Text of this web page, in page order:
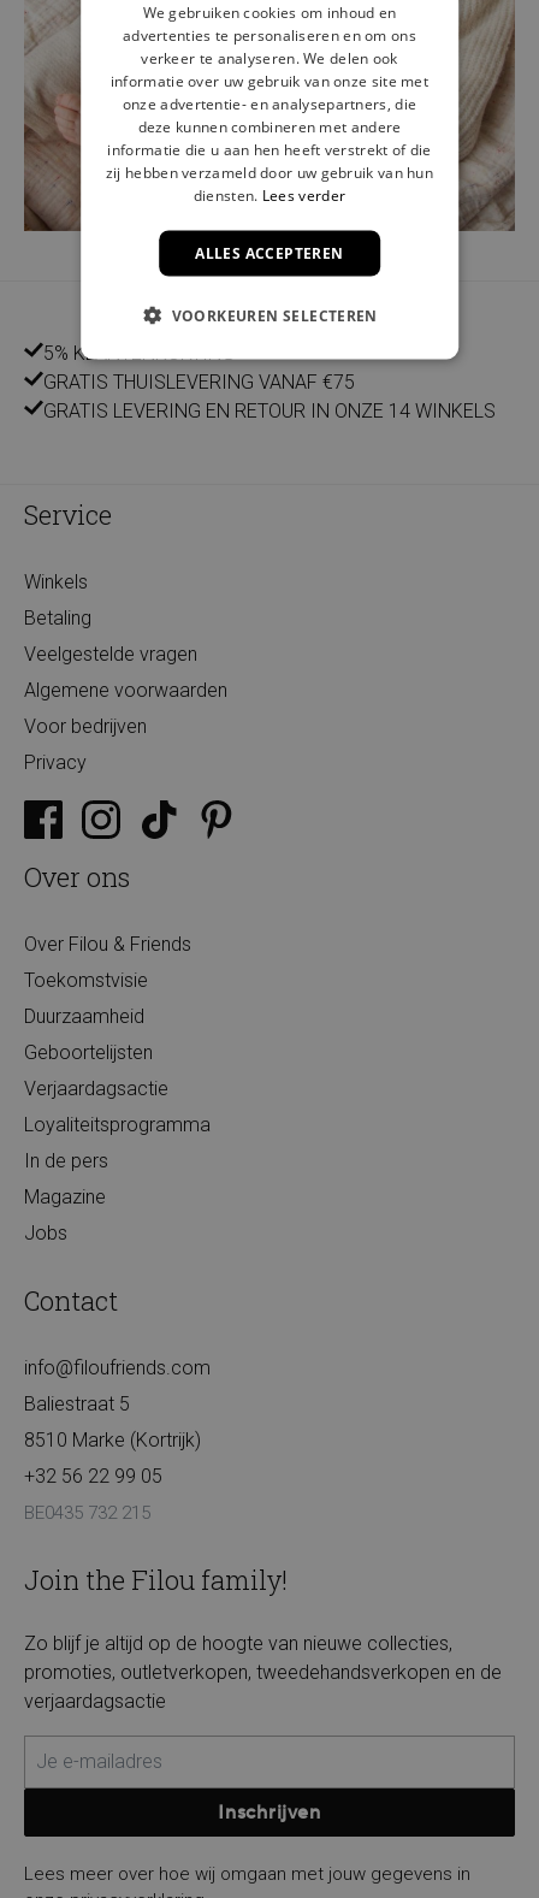
5% KLANTENKORTING
GRATIS THUISLEVERING VANAF €75
GRATIS LEVERING EN RETOUR IN ONZE 14 WINKELS
Service
Winkels
Betaling
Veelgestelde vragen
Algemene voorwaarden
Voor bedrijven
Privacy
Over ons
Over Filou & Friends
Toekomstvisie
Duurzaamheid
Geboortelijsten
Verjaardagsactie
Loyaliteitsprogramma
In de pers
Magazine
Jobs
Contact
info@filoufriends.com
Baliestraat 5
8510 Marke (Kortrijk)
+32 56 22 99 05
BE0435 732 215
Join the Filou family!
Zo blijf je altijd op de hoogte van nieuwe collecties,
promoties, outletverkopen, tweedehandsverkopen en de
verjaardagsactie
Inschrijven
Lees meer over hoe wij omgaan met jouw gegevens in
We gebruiken cookies om inhoud en
advertenties te personaliseren en om ons
verkeer te analyseren. We delen ook
informatie over uw gebruik van onze site met
onze advertentie- en analysepartners, die
deze kunnen combineren met andere
informatie die u aan hen heeft verstrekt of die
zij hebben verzameld door uw gebruik van hun
diensten. Lees verder
ALLES ACCEPTEREN
VOORKEUREN SELECTEREN